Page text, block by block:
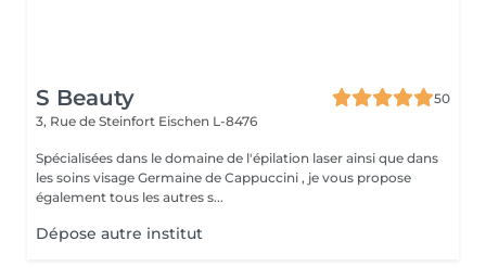
S Beauty
50
3, Rue de Steinfort Eischen L-8476
Spécialisées dans le domaine de l'épilation laser ainsi que dans
les soins visage Germaine de Cappuccini , je vous propose
également tous les autres s...
Dépose autre institut